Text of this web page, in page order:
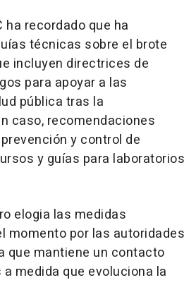
ha recordado que ha
técnicas sobre el brote
incluyen directrices de
para apoyar a las
pública tras la
caso, recomendaciones
y control de
y guías para laboratorios
elogia las medidas
momento por las autoridades
que mantiene un contacto
medida que evoluciona la